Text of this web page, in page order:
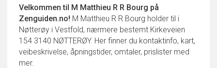
Velkommen til M Matthieu R R Bourg på
Zenguiden.no! M Matthieu R R Bourg holder til i
Nøtterøy i Vestfold, nærmere bestemt Kirkeveien
154 3140 NØTTERØY. Her finner du kontaktinfo, kart,
veibeskrivelse, åpningstider, omtaler, prislister med
mer.